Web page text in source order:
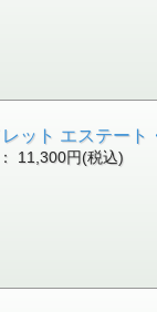
レット エステート
11,300円(税込)